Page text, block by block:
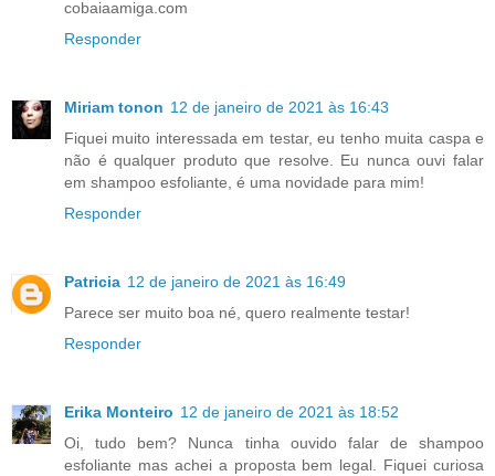
cobaiaamiga.com
Responder
Miriam tonon 12 de janeiro de 2021 às 16:43
Fiquei muito interessada em testar, eu tenho muita caspa e
não é qualquer produto que resolve. Eu nunca ouvi falar
em shampoo esfoliante, é uma novidade para mim!
Responder
Patricia 12 de janeiro de 2021 às 16:49
Parece ser muito boa né, quero realmente testar!
Responder
Erika Monteiro 12 de janeiro de 2021 às 18:52
Oi, tudo bem? Nunca tinha ouvido falar de shampoo
esfoliante mas achei a proposta bem legal. Fiquei curiosa